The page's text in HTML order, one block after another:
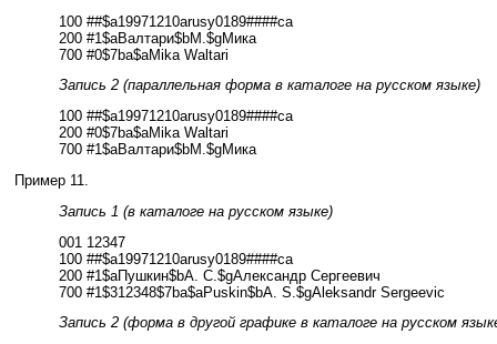
100 ##$a19971210arusy0189####ca
200 #1$aВалтари$bМ.$gМика
700 #0$7ba$aMika Waltari
Запись 2 (параллельная форма в каталоге на русском языке)
100 ##$a19971210arusy0189####ca
200 #0$7ba$aMika Waltari
700 #1$aВалтари$bМ.$gМика
Пример 11.
Запись 1 (в каталоге на русском языке)
001 12347
100 ##$a19971210arusy0189####ca
200 #1$aПушкин$bА. С.$gАлександр Сергеевич
700 #1$312348$7ba$aPuskin$bA. S.$gAleksandr Sergeevic
Запись 2 (форма в другой графике в каталоге на русском